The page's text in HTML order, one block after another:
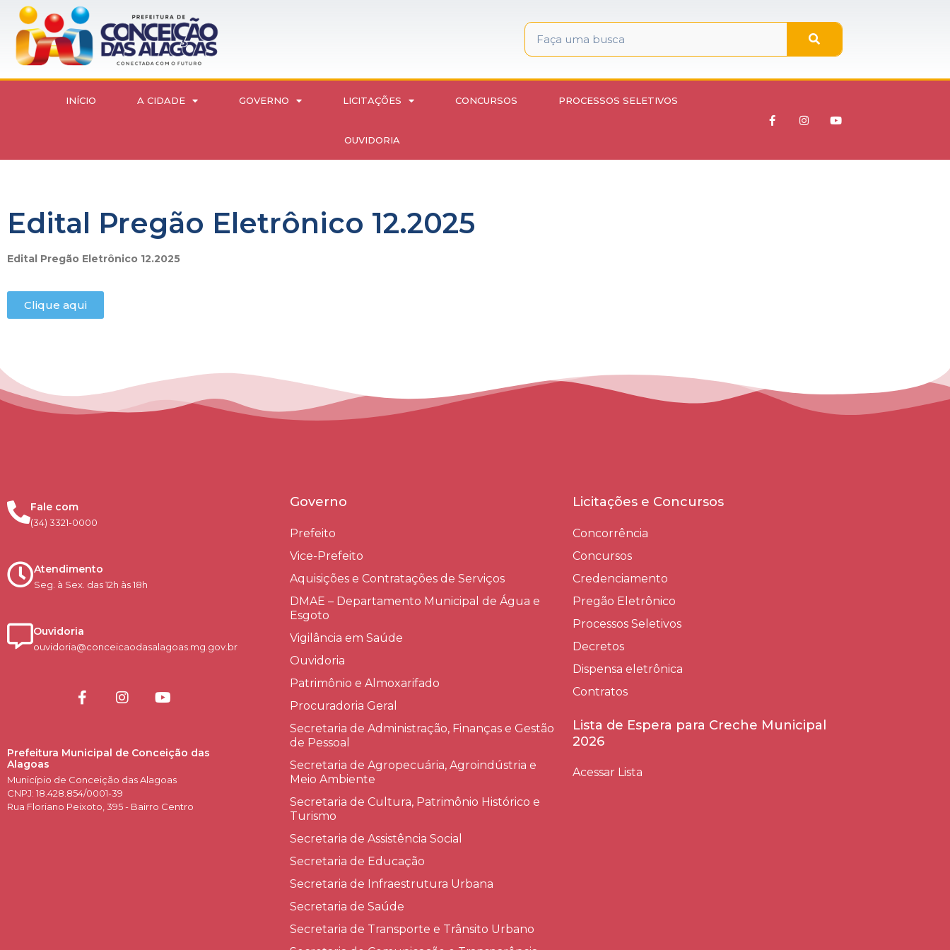
INÍCIO A CIDADE GOVERNO LICITAÇÕES CONCURSOS PROCESSOS SELETIVOS
OUVIDORIA
Edital Pregão Eletrônico 12.2025
Edital Pregão Eletrônico 12.2025
Clique aqui
Fale com
(34) 3321-0000
Atendimento
Seg. à Sex. das 12h às 18h
Ouvidoria
ouvidoria@conceicaodasalagoas.mg.gov.br
Prefeitura Municipal de Conceição das
Alagoas
Município de Conceição das Alagoas
CNPJ: 18.428.854/0001-39
Rua Floriano Peixoto, 395 - Bairro Centro
Governo
Prefeito
Vice-Prefeito
Aquisições e Contratações de Serviços​
DMAE – Departamento Municipal de Água e
Esgoto
Vigilância em Saúde
Ouvidoria
Patrimônio e Almoxarifado
Procuradoria Geral
Secretaria de Administração, Finanças e Gestão
de Pessoal
Secretaria de Agropecuária, Agroindústria e
Meio Ambiente
Secretaria de Cultura, Patrimônio Histórico e
Turismo
Secretaria de Assistência Social
Secretaria de Educação
Secretaria de Infraestrutura Urbana
Secretaria de Saúde
Secretaria de Transporte e Trânsito Urbano
Licitações e Concursos
Concorrência
Concursos
Credenciamento
Pregão Eletrônico
Processos Seletivos
Decretos
Dispensa eletrônica
Contratos
Lista de Espera para Creche Municipal
2026
Acessar Lista